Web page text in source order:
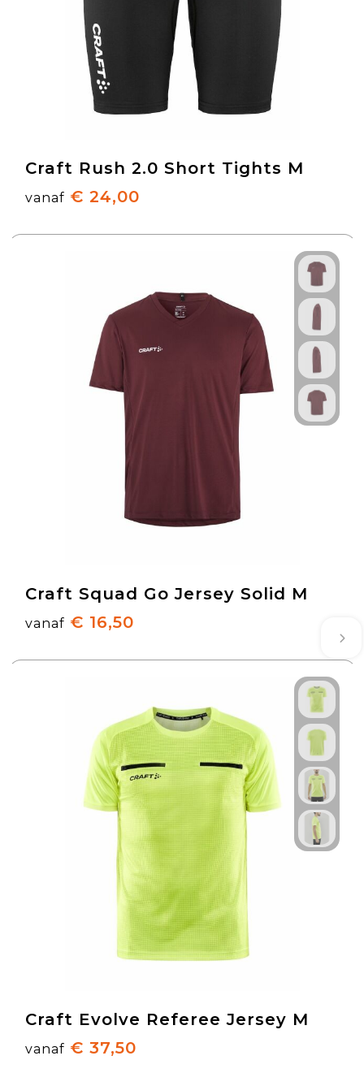
Craft Rush 2.0 Short Tights M
vanaf € 24,00
Craft Squad Go Jersey Solid M
vanaf € 16,50
Craft Evolve Referee Jersey M
vanaf € 37,50